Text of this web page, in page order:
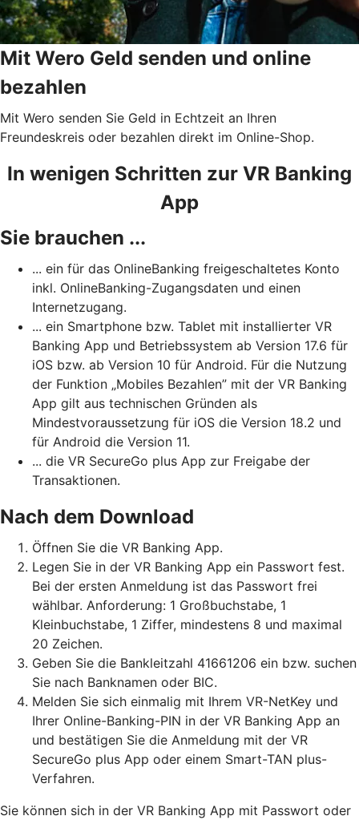
Mit Wero Geld senden und online
bezahlen
Mit Wero senden Sie Geld in Echtzeit an Ihren
Freundeskreis oder bezahlen direkt im Online-Shop.
In wenigen Schritten zur VR Banking
App
Sie brauchen ...
... ein für das OnlineBanking freigeschaltetes Konto
inkl. OnlineBanking-Zugangsdaten und einen
Internetzugang.
... ein Smartphone bzw. Tablet mit installierter VR
Banking App und Betriebssystem ab Version 17.6 für
iOS bzw. ab Version 10 für Android. Für die Nutzung
der Funktion „Mobiles Bezahlen” mit der VR Banking
App gilt aus technischen Gründen als
Mindestvoraussetzung für iOS die Version 18.2 und
für Android die Version 11.
... die VR SecureGo plus App zur Freigabe der
Transaktionen.
Nach dem Download
Öffnen Sie die VR Banking App.
Legen Sie in der VR Banking App ein Passwort fest.
Bei der ersten Anmeldung ist das Passwort frei
wählbar. Anforderung: 1 Großbuchstabe, 1
Kleinbuchstabe, 1 Ziffer, mindestens 8 und maximal
20 Zeichen.
Geben Sie die Bankleitzahl 41661206 ein bzw. suchen
Sie nach Banknamen oder BIC.
Melden Sie sich einmalig mit Ihrem VR-NetKey und
Ihrer Online-Banking-PIN in der VR Banking App an
und bestätigen Sie die Anmeldung mit der VR
SecureGo plus App oder einem Smart-TAN plus-
Verfahren.
Sie können sich in der VR Banking App mit Passwort oder